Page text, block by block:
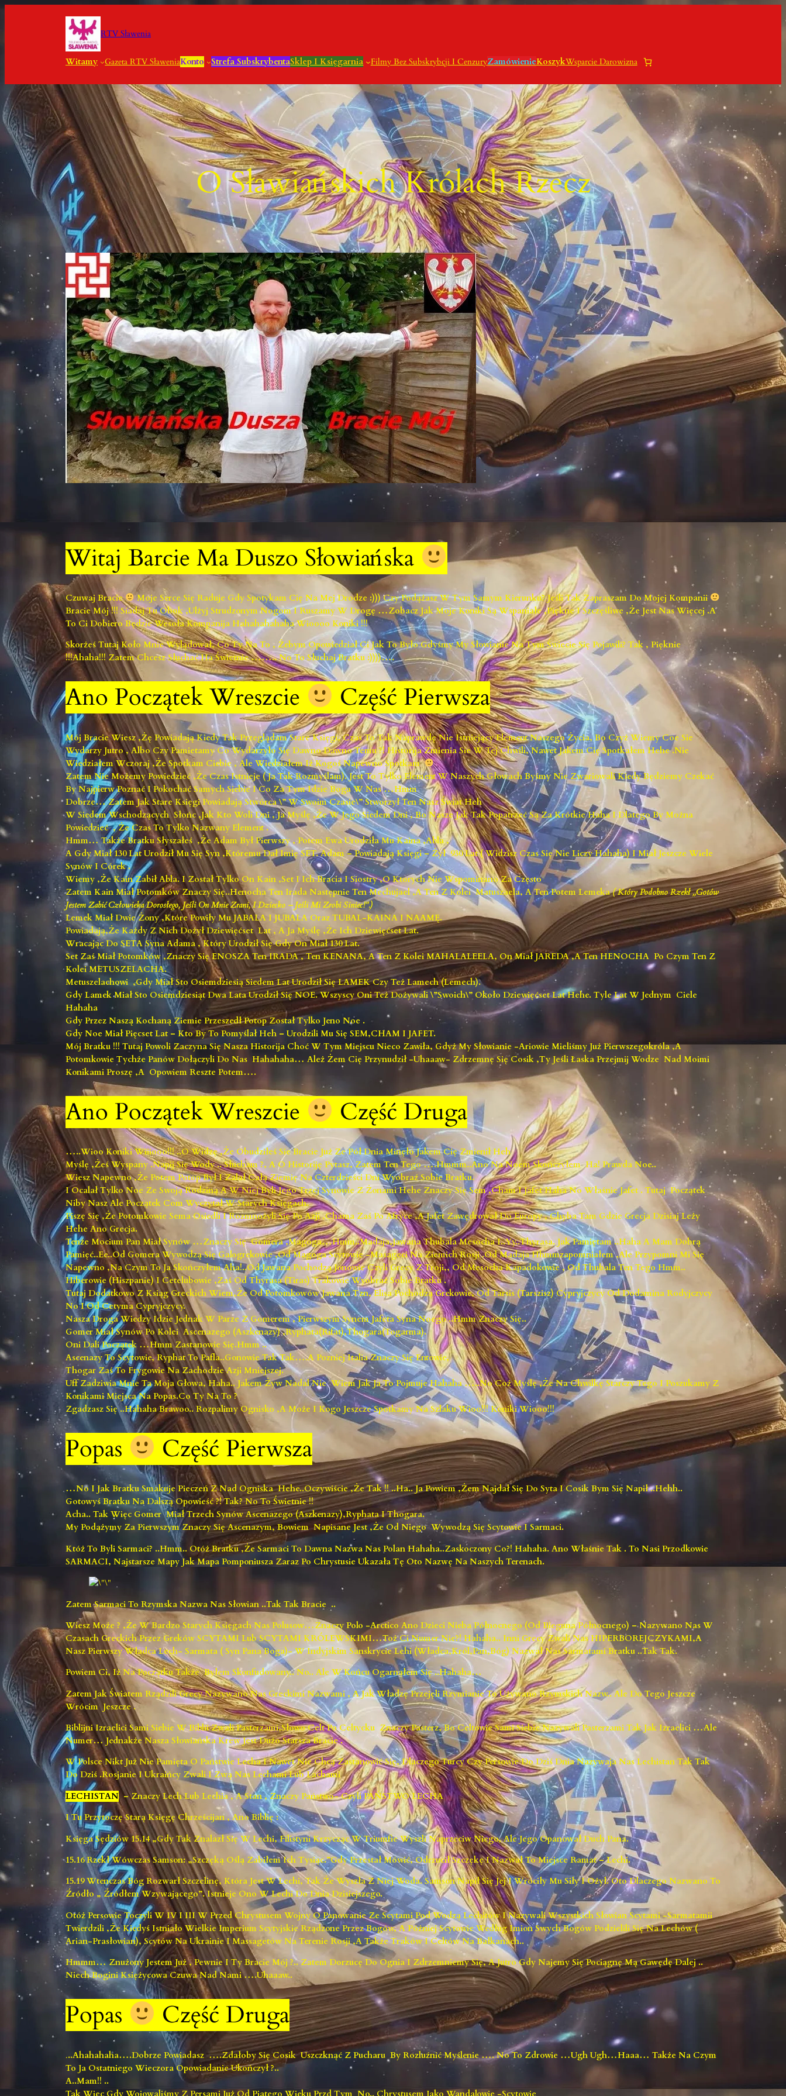
RTV Sławenia
Witamy Gazeta RTV SławeniaKonto Strefa SubskrybentaSklep I Księgarnia Filmy Bez Subskrybcji I CenzuryZamówienieKoszykWsparcie Darowizna
O Sławiańskich Królach Rzecz
Witaj Barcie Ma Duszo Słowiańska
Czuwaj Bracie
Moje Serce Się Raduje Gdy Spotykam Cię Na Mej Drodze :))) Czy Podążasz W Tym Samym Kierunku? Jeśli Tak Zapraszam Do Mojej Kompanii
Bracie Mój !!! Siadaj Tu Obok ,ulżyj Strudzonym Nogom I Ruszamy W Drogę …zobacz Jak Moje Koniki Są Wspaniałe ,piękne I Szczęśliwe ,że Jest Nas Więcej .A
To Ci Dobiero Będzie Wesoła Kompanija Hahahahahaha Wioooo Koniki !!!
Skorżeś Tutaj Koło Mnie Wylądował, Co Ty Na To , Żebym Opowiedział Ci Jak To Było Gdyśmy My Słowianie Na Tym Świecie Się Pojawili? Tak , Pięknie
!!!ahaha!!! Zatem Chcesz Słuchać Ha Świetnie …….. No To Słuchaj Bratku :))))….
Ano Początek Wreszcie Część Pierwsza
Mój Bracie Wiesz ,żę Powiadają Kiedy Tak Przeglądam Stare Księgi, Czas To Tak Naprawdę Nie Istniejący Element Naszego Życia, Bo Czyż Wiemy Coe Sie
Wydarzy Jutro , Albo Czy Pamietamy Co Wydarzyło Się Dawno Dawno Temu ?! Historija Zmienia Sie W Tej Chwili, Nawet Jakem Cię Spotkałem Hehe .Nie
Wiedziałem Wczoraj ,że Spotkam Ciebie , Ale Wiedziałem Iż Kogoś Napewno Spotkam
Zatem Nie Możemy Powiedzieć ,że Czas Istnieje ( Ja Tak Rozmyślam). Jest To Tylko Element W Naszych Głowach Byśmy Nie Zwariowali Kiedy Będziemy Czekać
By Najpierw Poznać I Pokochać Samych Siebie I Co Za Tym Idzie Boga W Nas …hmm
Dobrze… Zatem Jak Stare Księgi Powiadają Stwórca \” W Swoim Czasie\” Stworzył Ten Nasz Świat Heh
W Siedem Wschodzących Słońc ,jak Kto Woli Dni , Ja Myślę ,że W Jego Siedem Dni , Bo Nasze Jak Tak Popatrzeć Są Za Krótkie Haha I Dlatego By Można
Powiedzieć , Że Czas To Tylko Nazwany Element .
Hmm… Także Bratku Słyszałeś ,że Adam Był Pierwszy , Potem Ewa Urodziła Mu Kaina ,Abla ,
A Gdy Miał 130 Lat Urodził Mu Się Syn ,któremu Dał Imię SET. Adam – Powiadają Księgi – Żył 930 Lat ( Widzisz Czas Się Nie Liczy Hahaha) I Miał Jeszcze Wiele
Synów I Córek .
Wiemy ,że Kain Zabił Abla. I Został Tylko On Kain ,Set I Ich Bracia I Siostry ,o Ktorych Nie Wspominano Za Często
Zatem Kain Miał Potomków Znaczy Się..Henocha Ten Irada Następnie Ten Mechujael ,a Ten Z Kolei Matuszaela, A Ten Potem Lemeka( Który Podobno Rzekł ,,Gotów
Jestem Zabić Człowieka Dorosłego, Jeśli On Mnie Zrani, I Dziecko – Jeśli Mi Zrobi Siniec!”.)
Lemek Miał Dwie Żony ,które Powiły Mu JABALA I JUBALA Oraz TUBAL-KAINA I NAAMĘ.
Powiadają,że Każdy Z Nich Dożył Dziewięćset Lat , A Ja Myślę ,że Ich Dziewięćset Lat.
Wracając Do SETA Syna Adama , Który Urodził Się Gdy On Miał 130 Lat.
Set Zaś Miał Potomków ,znaczy Się ENOSZA Ten IRADA , Ten KENANA, A Ten Z Kolei MAHALALEELA, On Miał JAREDA ,a Ten HENOCHA Po Czym Ten Z
Kolei METUSZELACHA.
Metuszelachowi ,gdy Miał Sto Osiemdziesią Siedem Lat Urodził Się LAMEK Czy Też Lamech (lemech).
Gdy Lamek Miał Sto Osiemdziesiąt Dwa Lata Urodził Się NOE. Wszyscy Oni Też Dożywali \”swoich\” Około Dziewięćset Lat Hehe. Tyle Lat W Jednym Ciele
Hahaha
Gdy Przez Naszą Kochaną Ziemie Przeszedł Potop Został Tylko Jeno Noe .
Gdy Noe Miał Pięcset Lat – Kto By To Pomyślał Heh – Urodzili Mu Się SEM,CHAM I JAFET.
Mój Bratku !!! Tutaj Powoli Zaczyna Się Nasza Historija Choć W Tym Miejscu Nieco Zawiła, Gdyż My Słowianie -Ariowie Mieliśmy Już Pierwszegokróla ,a
Potomkowie Tychże Panów Dołączyli Do Nas Hahahaha… Ależ Żem Cię Przynudził -uhaaaw- Zdrzemnę Się Cosik ,ty Jeśli Łaska Przejmij Wodze Nad Moimi
Konikami Proszę ,a Opowiem Reszte Potem….
Ano Początek Wreszcie Część Druga
…..wioo Koniki Wiiiooo!!! ..o Widzę ,że Obudziłeś Sie Bracie Już Ze Pół Dnia Minęło Jakem Cię Zmienił Heh
Myślę ,żeś Wyspany .Napij Się Wody .. Słucham ?, A O Historiję Pytasz, Zatem Ten Tego ….hmmm..ano Na Noem Skończyłem Ha! Prawda Noe..
Wiesz Napewno ,że Potem Potop Był I Zalał Całą Ziemię Na Czterdzieści Dni Wyobraź Sobie Bratku.
I Ocalał Tylko Noe Ze Swoją Rodziną A W Niej Byli Jego Trzej Synowie Z Żonami Hehe Znaczy Się Sem ,Cham I Jafet Haha No Właśnie Jafet . Tutaj Początek
Niby Nasz Ale Początek Com Wyczytał W Starych Księgach.
Piszę Się ,że Potomkowie Sema Osiedli I Rozmnożyli Się Po Azji ,Chama Zaś Po Afryce ,a Jafet Zawędrował Do Europy , Chyba Tam Gdzie Grecja Dzisiaj Leży
Hehe Ano Grecja.
Tenże Mocium Pan Miał Synów …znaczy Się Gomera ,Magoga…hmm..Madaja,Jawana Thubala Mesocha I..yy..Thyrasa. Jak Pamiętam ..haha A Mam Dobrą
Pamięć..ee..od Gomera Wywodzą Się Galogrekowie ,od Magoga Scytowie -masageci Na Ziemich Rosji .od Madaja Hhmmzapomniałem ,ale Przypomni Mi Się
Napewno ,na Czym To Ja Skończyłem Aha!..od Jawana Pochodzą Jonowie Czyli Grecy Z Troji,, Od Mesocha Kapadokowie , Od Thubala Ten Tego Hmm..
Hiberowie (hiszpanie) I Cetelubowie ,zaś Od Thyrasa (Tiras) Trakowie Wyobraż Sobie Bratku .
Tutaj Dodatkowo Z Ksiąg Greckich Wiem,że Od Potomkowów Jawana Tzn, Elisa Pochodzą Grekowie, Od Tarsis (Tarszisz) Cypryjczycy Od Dodamina Rodyjczycy
No I Od Cetyma Cypryjczycy.
Nasza Droga Wiedzy Idzie Jednak W Parze Z Gomerem , Pierwszym Synem Jafeta Syna Noego ..hmm Znaczy Się..
Gomer Miał Synów Po Kolei Ascenazego (Aszkenazy) ,Ryphata(Rifat),Thogara(Togarma).
Oni Dali Początek …hmm Zastanowie Się.hmm ..
Ascenazy To Scytowie, Ryphat To Pafla..gonowie Tak Tak….a Pozniej Italia Znaczy Się Entowie,
Thogar Zaś To Frygowie Na Zachodzie Azji Mniejszej.
Uff Zadziwia Mnie Ta Moja Głowa, Haha.. Jakem Żyw Nadal Nie Wiem Jak Ja To Pojmuje Hahaha …..no Coż Myślę ,że Na Chwilkę Starczy Tego I Poszukamy Z
Konikami Miejsca Na Popas.Co Ty Na To ?
Zgadzasz Się ..hahaha Brawoo.. Rozpalimy Ognisko ,a Może I Kogo Jeszcze Spotkamy Na Szlaku Wioo!!! Koniki Wiooo!!!
Popas Część Pierwsza
…No I Jak Bratku Smakuje Pieczeń Z Nad Ogniska Hehe..oczywiście ,że Tak !! ..ha.. Ja Powiem ,żem Najdał Się Do Syta I Cosik Bym Się Napił ..hehh..
Gotowyś Bratku Na Dalszą Opowieść ?! Tak? No To Świetnie !!
Acha.. Tak Więc Gomer Miał Trzech Synów Ascenazego (Aszkenazy),Ryphata I Thogara.
My Podążymy Za Pierwszym Znaczy Się Ascenazym, Bowiem Napisane Jest ,że Od Niego Wywodzą Się Scytowie I Sarmaci.
Któż To Byli Sarmaci? ..hmm.. Otóż Bratku ,że Sarmaci To Dawna Nazwa Nas Polan Hahaha..zaskoczony Co?! Hahaha. Ano Właśnie Tak . To Nasi Przodkowie
SARMACI, Najstarsze Mapy Jak Mapa Pomponiusza Zaraz Po Chrystusie Ukazała Tę Oto Nazwę Na Naszych Terenach.
Zatem Sarmaci To Rzymska Nazwa Nas Słowian ..tak Tak Bracie ..
Wiesz Może ? ,że W Bardzo Starych Księgach Nas Polusow…znaczy Polo -Arctico Ano Dzieci Nieba Północnego (od Bieguna Północnego) – Nazywano Nas W
Czasach Greckich Przez Greków SCYTAMI Lub SCYTAMI KRÓLEWSKIMI…toż Ci Numer Nie?! Hahaha.. Inni Grecy Zwali Nas HIPERBOREJCZYKAMI,a
Nasz Pierwszy Władca Lech- Sarmata ( Syn Pana Boga)- W Indyjskim Sanskrycie Lehi (władca,król,Pan,Bóg) Nazwał Nas Sarmatami Bratku ..tak Tak.
Powiem Ci, Iż Na Początku Także Byłem Skonfudowany.. No.. Ale W Końcu Ogarnąłem Się ..hahaha…
Zatem Jak Światem Rządzili Grecy Nazywano Nas Greckimi Nazwami , A Jak Władzę Przejęli Rzymianie To Używano Rzymskich Nazw.. Ale Do Tego Jeszcze
Wrócim Jeszcze .
Biblijni Izraelici Sami Siebie W Biblii Zwali Pasterzami,słowo Celt Po Celtycku Znaczy Pasterz, Bo Celtowie Sami Siebie Nazywali Pasterzami Tak Jak Izraelici …ale
Numer… Jednakże Nasza Słowiańska Krew Jest Dużo Starsza Bracie .
W Polsce Nikt Już Nie Pamięta O Państwie Lecha I Nawet Nie Chcą Zastanowić Się, Dlaczego Turcy Czy Persowie Do Dziś Dnia Nazywaja Nas Lechistan Tak Tak
Do Dziś .Rosjanie I Ukraińcy Zwali I Zwą Nas Lechami Lub Lachami
LECHISTAN– Znaczy Lech Lub Lechia , A Stan , Znaczy Państwo- Czyli PAŃSTWO LECHA
I Tu Przytoczę Starą Księgę Chrześcijan , Ano Biblię :
Księga Sędziów 15.14 „Gdy Tak Znalazł Się W Lechi, Filistyni Krzycząc W Triumfie Wyszli Naprzeciw Niego, Ale Jego Opanował Duch Pana.
15.16 Rzekł Wówczas Samson: „Szczęką Oślą Zabiłem Ich Tysiąc.”Gdy Przestał Mówić, Odrzucił Szczękę I Nazwał To Miejsce Ramat – Lechi.
15.19 Wtenczas Bóg Rozwarł Szczelinę, Która Jest W Lechi, Tak Że Wyszła Z Niej Woda. Samson Napił Się Jej I Wróciły Mu Siły I Ożył. Oto Dlaczego Nazwano To
Źródło „ Źródłem Wzywającego”. Istnieje Ono W Lechi Do Dnia Dzisiejszego.
Otóż Persowie Toczyli W IV I III W Przed Chrystusem Wojny O Panowanie Ze Scytami Pod Wodzą Lechitów I Nazywali Wszystkich Słowian Scytami -Sarmatamii
Twierdzili ,że Kiedyś Istniało Wielkie Imperium Scytyjskie Rządzone Przez Bogów, A Póżniej Scytowie Według Imion Swych Bogów Podzielili Się Na Lechów (
Arian-Prasłowian), Scytów Na Ukrainie I Massagetów Na Terenie Rosji ,a Także Traków I Celtów Na Bałkanach..
Hmmm… Znużony Jestem Już , Pewnie I Ty Bracie Mój ?.. Zatem Dorzucę Do Ognia I Zdrzemniemy Się, A Jutro Gdy Najemy Się Pociągnę Mą Gawędę Dalej ..
Niech Bogini Księżycowa Czuwa Nad Nami ….uhaaaw..
Popas Część Druga
...ahahahaha….dobrze Powiadasz ….zdałoby Się Cosik Uszczknąć Z Pucharu By Rozluźnić Myślenie …. No To Zdrowie …ugh Ugh…haaa… Także Na Czym
To Ja Ostatniego Wieczora Opowiadanie Ukończył ?..
A..Mam!! ..
Tak Więc Gdy Wojowaliśmy Z Persami Już Od Piątego Wieku Przd Tym No.. Chrystusem Jako Wandalowie -Scytowie